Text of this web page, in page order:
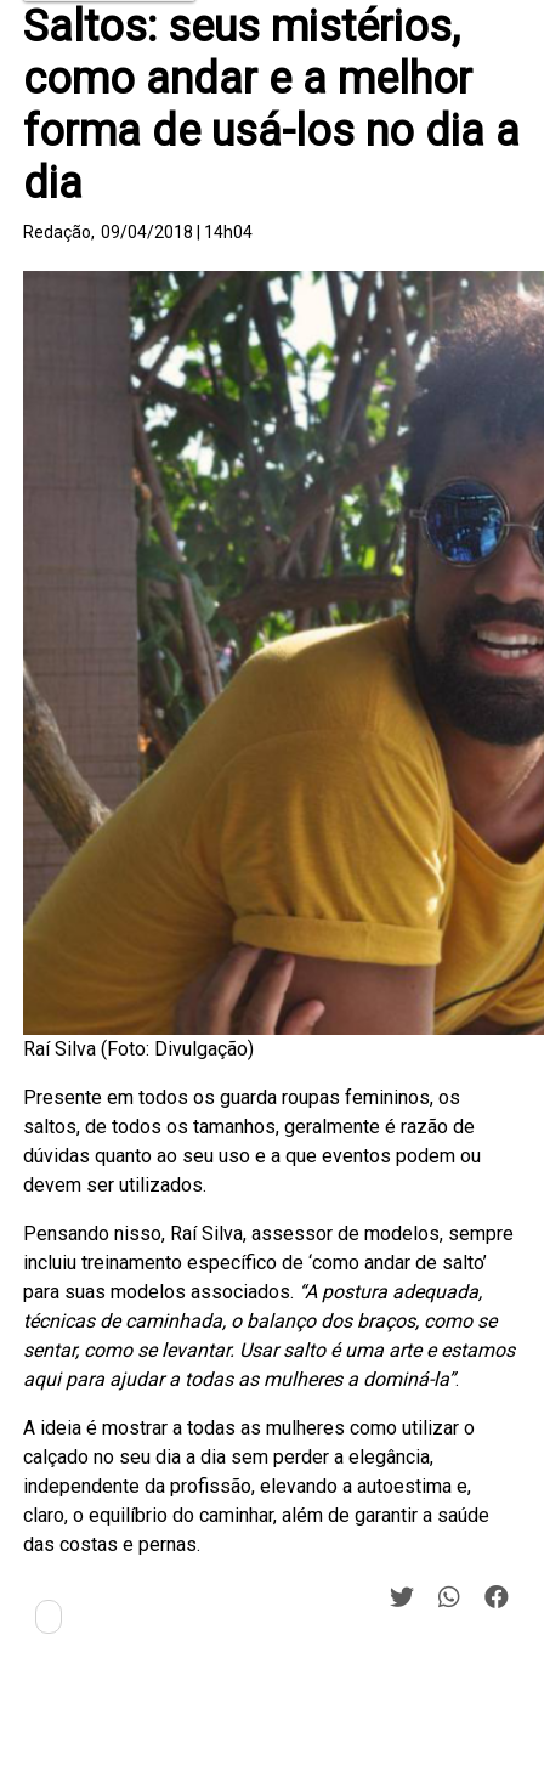
Saltos: seus mistérios,
como andar e a melhor
forma de usá-los no dia a
dia
Redação, 09/04/2018 | 14h04
Raí Silva (Foto: Divulgação)
Presente em todos os guarda roupas femininos, os
saltos, de todos os tamanhos, geralmente é razão de
dúvidas quanto ao seu uso e a que eventos podem ou
devem ser utilizados.
Pensando nisso, Raí Silva, assessor de modelos, sempre
incluiu treinamento específico de ‘como andar de salto’
para suas modelos associados. “A postura adequada,
técnicas de caminhada, o balanço dos braços, como se
sentar, como se levantar. Usar salto é uma arte e estamos
aqui para ajudar a todas as mulheres a dominá-la”.
A ideia é mostrar a todas as mulheres como utilizar o
calçado no seu dia a dia sem perder a elegância,
independente da profissão, elevando a autoestima e,
claro, o equilíbrio do caminhar, além de garantir a saúde
das costas e pernas.